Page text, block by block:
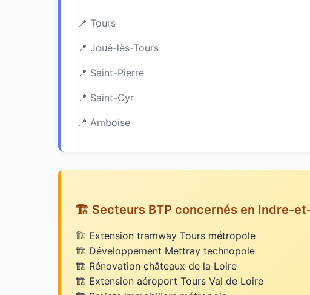
Tours
Joué-lès-Tours
Saint-Pierre
Saint-Cyr
Amboise
🏗️ Secteurs BTP concernés en Indre-
Extension tramway Tours métropole
Développement Mettray technopole
Rénovation châteaux de la Loire
Extension aéroport Tours Val de Loire